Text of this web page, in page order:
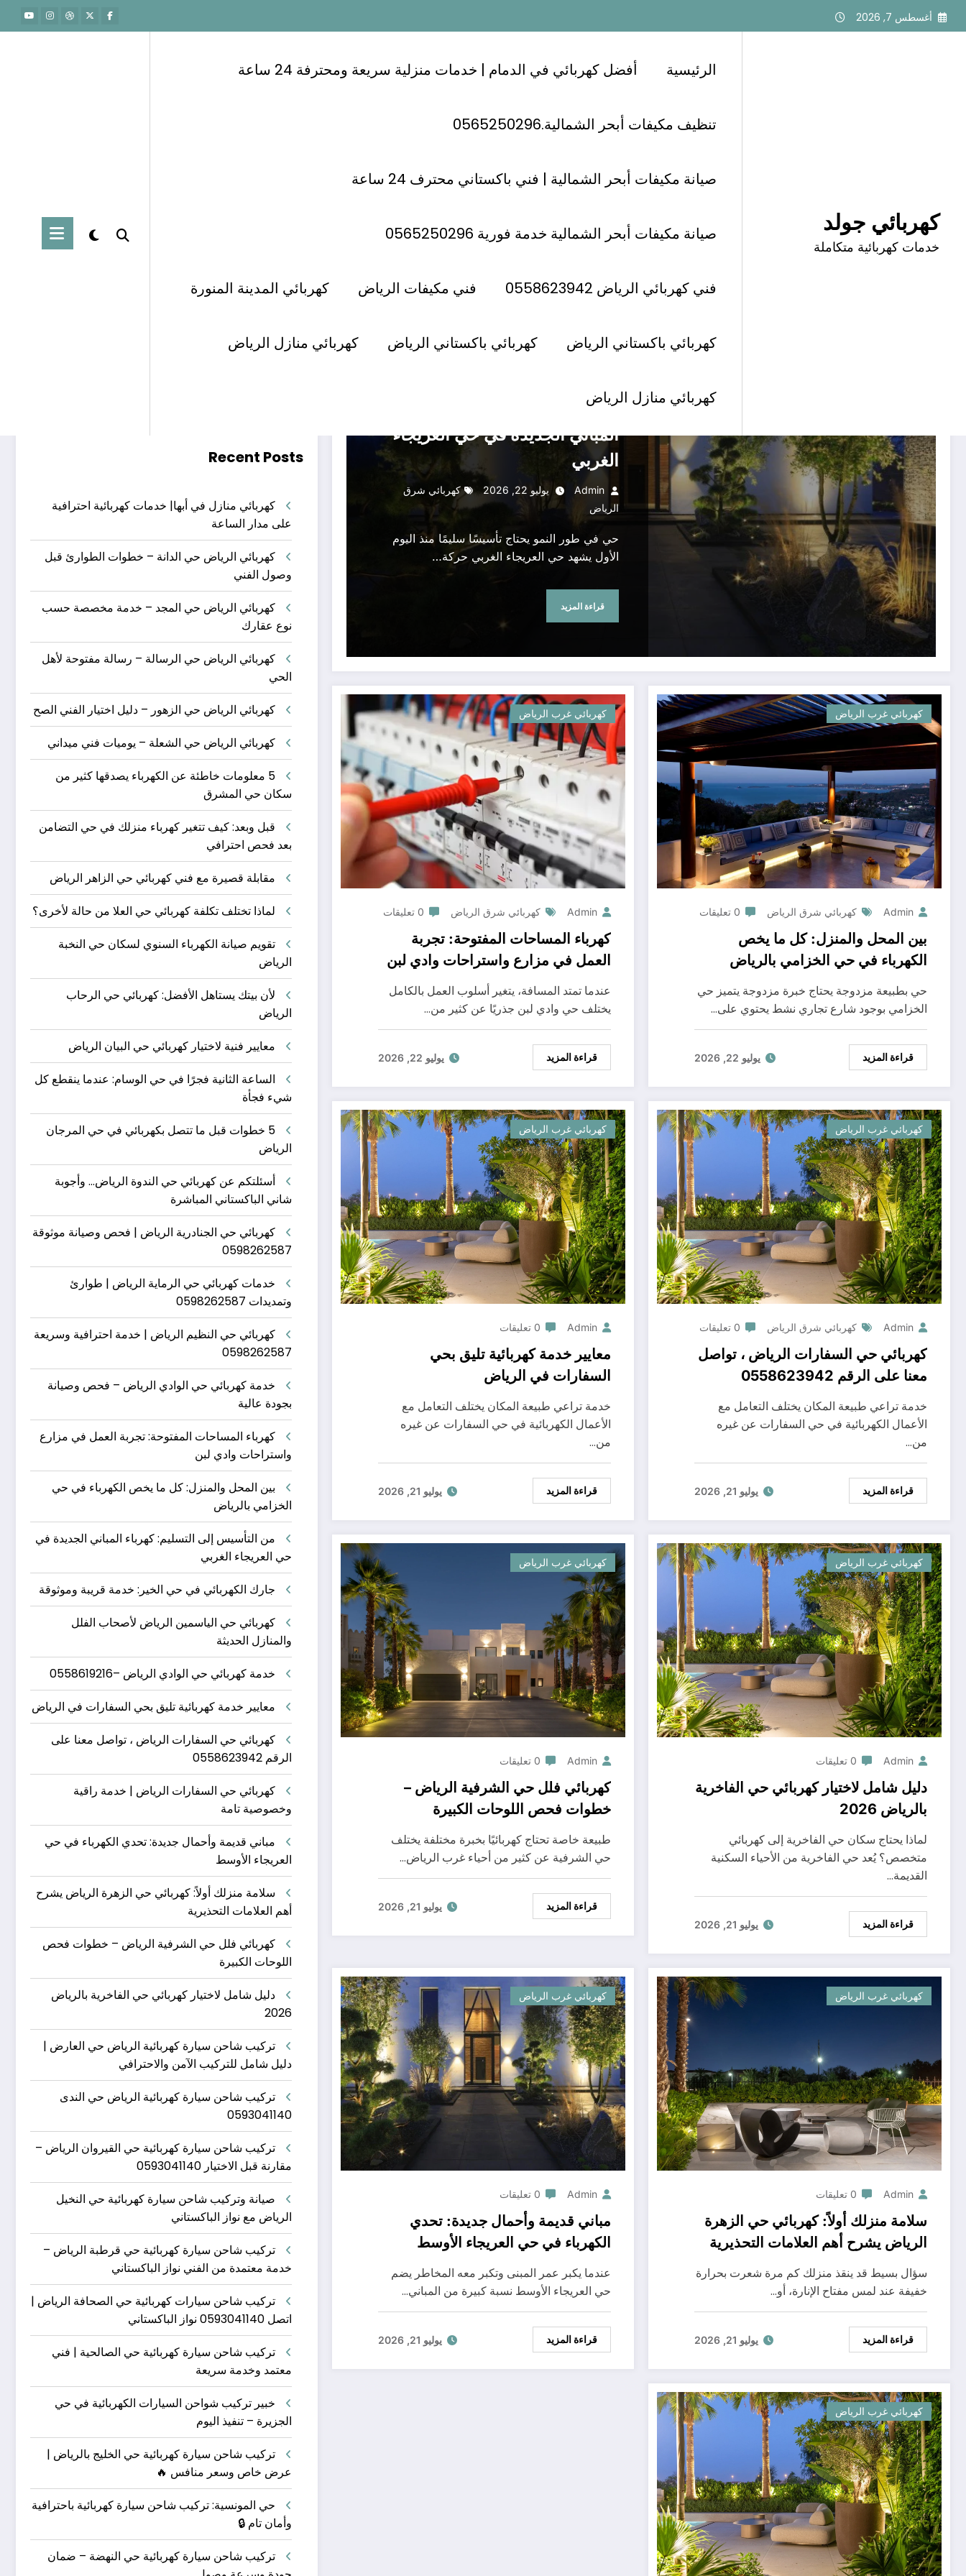
التجاوز
أغسطس 7, 2026
كهربائي جولد
خدمات كهربائية متكاملة
الرئيسية أفضل كهربائي في الدمام | خدمات منزلية سريعة ومحترفة 24 ساعة
تنظيف مكيفات أبحر الشمالية.0565250296
صيانة مكيفات أبحر الشمالية | فني باكستاني محترف 24 ساعة
صيانة مكيفات أبحر الشمالية خدمة فورية 0565250296
فني كهربائي الرياض 0558623942 فني مكيفات الرياض كهربائي المدينة المنورة
كهربائي باكستاني الرياض كهربائي باكستاني الرياض كهربائي منازل الرياض
كهربائي منازل الرياض
تصنيف: كهربائي غرب الرياض
من التأسيس إلى التسليم: كهرباء
المباني الجديدة في حي العريجاء
الغربي
Admin يوليو 22, 2026
كهربائي شرق
الرياض
حي في طور النمو يحتاج تأسيسًا سليمًا منذ اليوم
الأول يشهد حي العريجاء الغربي حركة…
قراءة المزيد
كهربائي غرب الرياض
Admin كهربائي شرق الرياض 0 تعليقات
بين المحل والمنزل: كل ما يخص
الكهرباء في حي الخزامي بالرياض
حي بطبيعة مزدوجة يحتاج خبرة مزدوجة يتميز حي
الخزامي بوجود شارع تجاري نشط يحتوي على…
قراءة المزيد يوليو 22, 2026
كهربائي غرب الرياض
Admin كهربائي شرق الرياض 0 تعليقات
كهرباء المساحات المفتوحة: تجربة
العمل في مزارع واستراحات وادي لبن
عندما تمتد المسافة، يتغير أسلوب العمل بالكامل
يختلف حي وادي لبن جذريًا عن كثير من…
قراءة المزيد يوليو 22, 2026
كهربائي غرب الرياض
Admin كهربائي شرق الرياض 0 تعليقات
كهربائي حي السفارات الرياض ، تواصل
معنا على الرقم 0558623942
خدمة تراعي طبيعة المكان يختلف التعامل مع
الأعمال الكهربائية في حي السفارات عن غيره
من…
قراءة المزيد يوليو 21, 2026
كهربائي غرب الرياض
Admin 0 تعليقات
معايير خدمة كهربائية تليق بحي
السفارات في الرياض
خدمة تراعي طبيعة المكان يختلف التعامل مع
الأعمال الكهربائية في حي السفارات عن غيره
من…
قراءة المزيد يوليو 21, 2026
كهربائي غرب الرياض
Admin 0 تعليقات
دليل شامل لاختيار كهربائي حي الفاخرية
بالرياض 2026
لماذا يحتاج سكان حي الفاخرية إلى كهربائي
متخصص؟ يُعد حي الفاخرية من الأحياء السكنية
القديمة…
قراءة المزيد يوليو 21, 2026
كهربائي غرب الرياض
Admin 0 تعليقات
كهربائي فلل حي الشرفية الرياض –
خطوات فحص اللوحات الكبيرة
طبيعة خاصة تحتاج كهربائيًا بخبرة مختلفة يختلف
حي الشرفية عن كثير من أحياء غرب الرياض…
قراءة المزيد يوليو 21, 2026
كهربائي غرب الرياض
Admin 0 تعليقات
سلامة منزلك أولاً: كهربائي حي الزهرة
الرياض يشرح أهم العلامات التحذيرية
سؤال بسيط قد ينقذ منزلك كم مرة شعرت بحرارة
خفيفة عند لمس مفتاح الإنارة، أو…
قراءة المزيد يوليو 21, 2026
كهربائي غرب الرياض
Admin 0 تعليقات
مباني قديمة وأحمال جديدة: تحدي
الكهرباء في حي العريجاء الأوسط
عندما يكبر عمر المبنى وتكبر معه المخاطر يضم
حي العريجاء الأوسط نسبة كبيرة من المباني…
قراءة المزيد يوليو 21, 2026
كهربائي غرب الرياض
البحث
Recent Posts
كهربائي منازل في أبها| خدمات كهربائية احترافية
على مدار الساعة
كهربائي الرياض حي الدانة – خطوات الطوارئ قبل
وصول الفني
كهربائي الرياض حي المجد – خدمة مخصصة حسب
نوع عقارك
كهربائي الرياض حي الرسالة – رسالة مفتوحة لأهل
الحي
كهربائي الرياض حي الزهور – دليل اختيار الفني الصح
كهربائي الرياض حي الشعلة – يوميات فني ميداني
5 معلومات خاطئة عن الكهرباء يصدقها كثير من
سكان حي المشرق
قبل وبعد: كيف تتغير كهرباء منزلك في حي التضامن
بعد فحص احترافي
مقابلة قصيرة مع فني كهربائي حي الزاهر الرياض
لماذا تختلف تكلفة كهربائي حي العلا من حالة لأخرى؟
تقويم صيانة الكهرباء السنوي لسكان حي النخبة
الرياض
لأن بيتك يستاهل الأفضل: كهربائي حي الرحاب
الرياض
معايير فنية لاختيار كهربائي حي البيان الرياض
الساعة الثانية فجرًا في حي الوسام: عندما ينقطع كل
شيء فجأة
5 خطوات قبل ما تتصل بكهربائي في حي المرجان
الرياض
أسئلتكم عن كهربائي حي الندوة الرياض… وأجوبة
شاني الباكستاني المباشرة
كهربائي حي الجنادرية الرياض | فحص وصيانة موثوقة
0598262587
خدمات كهربائي حي الرماية الرياض | طوارئ
وتمديدات 0598262587
كهربائي حي النظيم الرياض | خدمة احترافية وسريعة
0598262587
خدمة كهربائي حي الوادي الرياض – فحص وصيانة
بجودة عالية
كهرباء المساحات المفتوحة: تجربة العمل في مزارع
واستراحات وادي لبن
بين المحل والمنزل: كل ما يخص الكهرباء في حي
الخزامي بالرياض
من التأسيس إلى التسليم: كهرباء المباني الجديدة في
حي العريجاء الغربي
جارك الكهربائي في حي الخير: خدمة قريبة وموثوقة
كهربائي حي الياسمين الرياض لأصحاب الفلل
والمنازل الحديثة
خدمة كهربائي حي الوادي الرياض –0558619216
معايير خدمة كهربائية تليق بحي السفارات في الرياض
كهربائي حي السفارات الرياض ، تواصل معنا على
الرقم 0558623942
كهربائي حي السفارات الرياض | خدمة راقية
وخصوصية تامة
مباني قديمة وأحمال جديدة: تحدي الكهرباء في حي
العريجاء الأوسط
سلامة منزلك أولاً: كهربائي حي الزهرة الرياض يشرح
أهم العلامات التحذيرية
كهربائي فلل حي الشرفية الرياض – خطوات فحص
اللوحات الكبيرة
دليل شامل لاختيار كهربائي حي الفاخرية بالرياض
2026
تركيب شاحن سيارة كهربائية الرياض حي العارض |
دليل شامل للتركيب الآمن والاحترافي
تركيب شاحن سيارة كهربائية الرياض حي الندى
0593041140
تركيب شاحن سيارة كهربائية حي القيروان الرياض –
مقارنة قبل الاختيار 0593041140
صيانة وتركيب شاحن سيارة كهربائية حي النخيل
الرياض مع نواز الباكستاني
تركيب شاحن سيارة كهربائية حي قرطبة الرياض –
خدمة معتمدة من الفني نواز الباكستاني
تركيب شاحن سيارات كهربائية حي الصحافة الرياض |
اتصل 0593041140 نواز الباكستاني
تركيب شاحن سيارة كهربائية حي الصالحية | فني
معتمد وخدمة سريعة
خبير تركيب شواحن السيارات الكهربائية في حي
الجزيرة – تنفيذ اليوم
تركيب شاحن سيارة كهربائية حي الخليج بالرياض |
عرض خاص وسعر منافس 🔥
حي المونسية: تركيب شاحن سيارة كهربائية باحترافية
وأمان تام 🔒
تركيب شاحن سيارة كهربائية حي النهضة – ضمان